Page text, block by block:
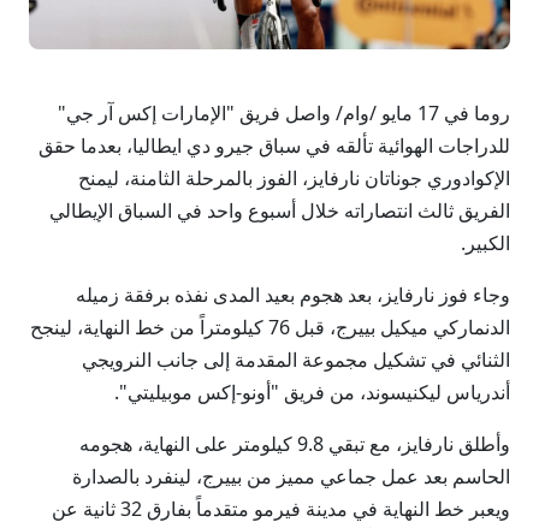
روما في 17 مايو /وام/ واصل فريق "الإمارات إكس آر جي"
للدراجات الهوائية تألقه في سباق جيرو دي ايطاليا، بعدما حقق
الإكوادوري جوناتان نارفايز، الفوز بالمرحلة الثامنة، ليمنح
الفريق ثالث انتصاراته خلال أسبوع واحد في السباق الإيطالي
الكبير.
وجاء فوز نارفايز، بعد هجوم بعيد المدى نفذه برفقة زميله
الدنماركي ميكيل بييرج، قبل 76 كيلومتراً من خط النهاية، لينجح
الثنائي في تشكيل مجموعة المقدمة إلى جانب النرويجي
أندرياس ليكنيسوند، من فريق "أونو-إكس موبيليتي".
وأطلق نارفايز، مع تبقي 9.8 كيلومتر على النهاية، هجومه
الحاسم بعد عمل جماعي مميز من بييرج، لينفرد بالصدارة
ويعبر خط النهاية في مدينة فيرمو متقدماً بفارق 32 ثانية عن